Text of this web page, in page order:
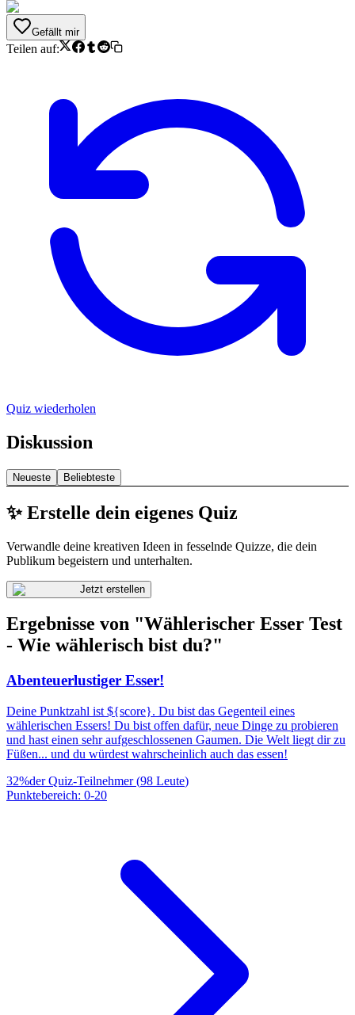
Gefällt mir
Teilen auf:
Quiz wiederholen
Diskussion
Neueste Beliebteste
✨ Erstelle dein eigenes Quiz
Verwandle deine kreativen Ideen in fesselnde Quizze, die dein
Publikum begeistern und unterhalten.
Jetzt erstellen
Ergebnisse von "Wählerischer Esser Test
- Wie wählerisch bist du?"
Abenteuerlustiger Esser!
Deine Punktzahl ist ${score}. Du bist das Gegenteil eines
wählerischen Essers! Du bist offen dafür, neue Dinge zu probieren
und hast einen sehr aufgeschlossenen Gaumen. Die Welt liegt dir zu
Füßen... und du würdest wahrscheinlich auch das essen!
32%der Quiz-Teilnehmer(98 Leute)
Punktebereich: 0-20